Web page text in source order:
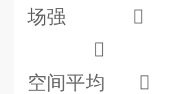
场

空